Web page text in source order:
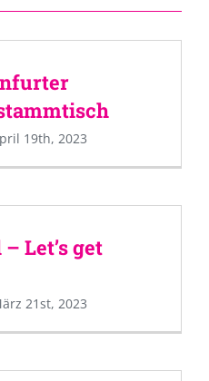
19th, 2023
Let’s get
21st, 2023